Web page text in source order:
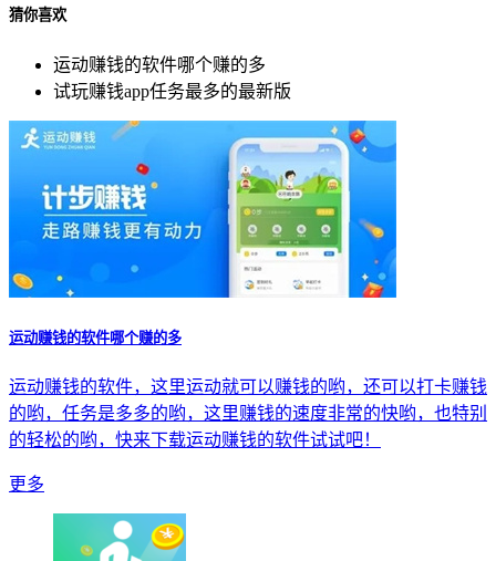
猜你喜欢
运动赚钱的软件哪个赚的多
试玩赚钱app任务最多的最新版
运动赚钱的软件哪个赚的多
运动赚钱的软件，这里运动就可以赚钱的哟，还可以打卡赚钱
的哟，任务是多多的哟，这里赚钱的速度非常的快哟，也特别
的轻松的哟，快来下载运动赚钱的软件试试吧！
更多